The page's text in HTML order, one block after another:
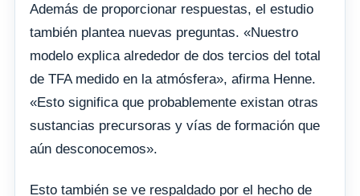
Además de proporcionar respuestas, el estudio
también plantea nuevas preguntas. «Nuestro
modelo explica alrededor de dos tercios del total
de TFA medido en la atmósfera», afirma Henne.
«Esto significa que probablemente existan otras
sustancias precursoras y vías de formación que
aún desconocemos».
Esto también se ve respaldado por el hecho de